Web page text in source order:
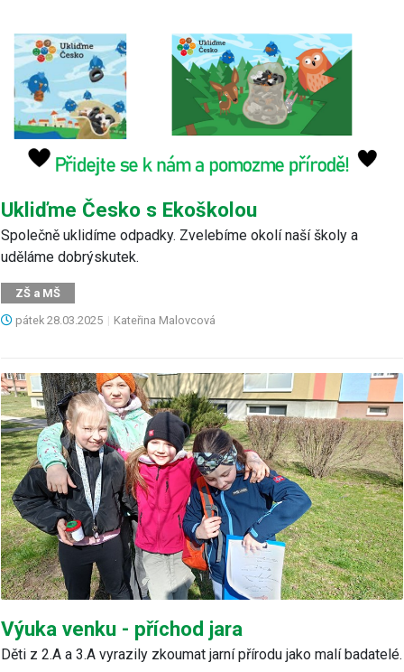
Ukliďme Česko s Ekoškolou
Společně uklidíme odpadky. Zvelebíme okolí naší školy a
uděláme dobrýskutek.
ZŠ a MŠ
pátek 28.03.2025 | Kateřina Malovcová
Výuka venku - příchod jara
Děti z 2.A a 3.A vyrazily zkoumat jarní přírodu jako malí badatelé.